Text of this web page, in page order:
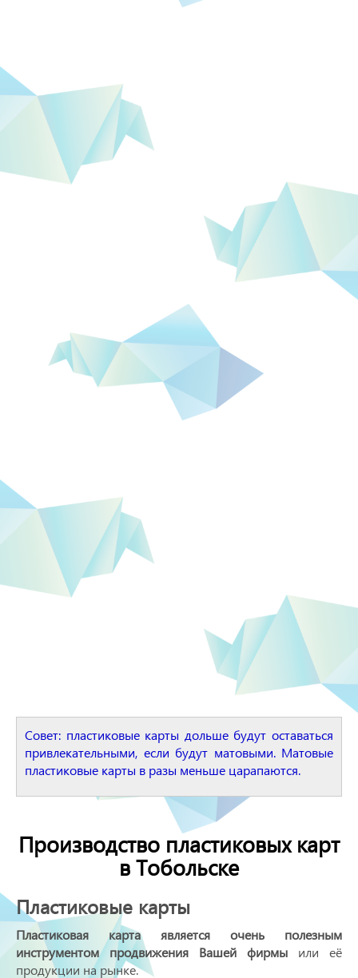
Совет: пластиковые карты дольше будут оставаться
привлекательными, если будут матовыми. Матовые
пластиковые карты в разы меньше царапаются.
Производство пластиковых карт
в Тобольске
Пластиковые карты
Пластиковая карта является очень полезным
инструментом продвижения Вашей фирмы или её
продукции на рынке.